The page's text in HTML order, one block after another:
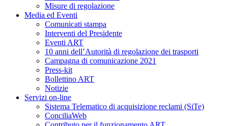
Misure di regolazione
Media ed Eventi
Comunicati stampa
Interventi del Presidente
Eventi ART
10 anni dell’Autorità di regolazione dei trasporti
Campagna di comunicazione 2021
Press-kit
Bollettino ART
Notizie
Servizi on-line
Sistema Telematico di acquisizione reclami (SiTe)
ConciliaWeb